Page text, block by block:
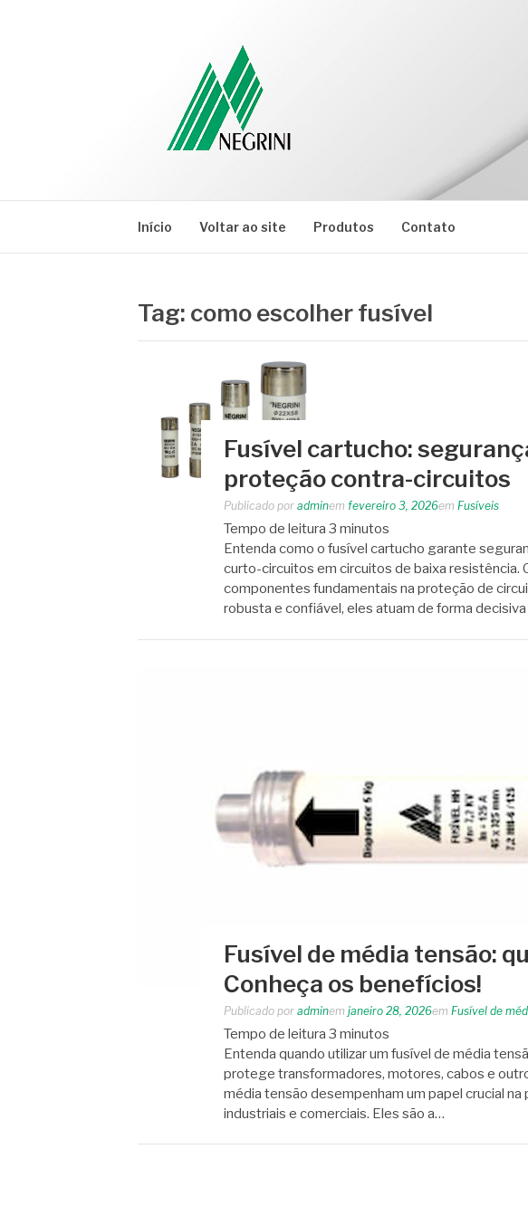
Início Voltar ao site Produtos Contato
Tag: como escolher fusível
Fusível cartucho:
proteção contra-circuitos
Publicado por adminem fevereiro 3, 2026em Fusíveis
Tempo de leitura 3 minutos
Entenda como o fusível cartucho garante
curto-circuitos em circuitos de baixa resistência.
componentes fundamentais na proteção de
robusta e confiável, eles atuam de forma
Fusível de média tensão:
Conheça os benefícios!
Publicado por adminem janeiro 28, 2026em Fusível de
Tempo de leitura 3 minutos
Entenda quando utilizar um fusível de média
protege transformadores, motores, cabos e
média tensão desempenham um papel crucial
industriais e comerciais. Eles são a…